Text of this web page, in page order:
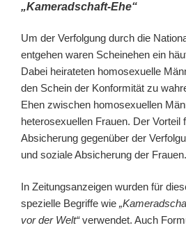
„Kameradschaft-Ehe“
Um der Verfolgung durch die
entgehen waren Scheinehen ein
Dabei heirateten homosexuelle
den Schein der Konformität zu
Ehen zwischen homosexuellen
heterosexuellen Frauen. Der Vorteil
Absicherung gegenüber der
und soziale Absicherung der Frauen.
In Zeitungsanzeigen wurden für
spezielle Begriffe wie
vor der Welt“verwendet. Auch